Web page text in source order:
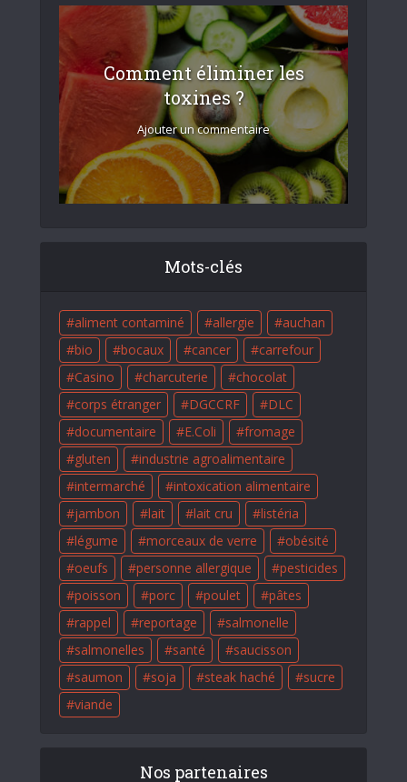
Comment éliminer les
toxines ?
Ajouter un commentaire
Mots-clés
aliment contaminé allergie
auchan
bio
bocaux cancer
carrefour
Casino
charcuterie
chocolat
corps étranger
DGCCRF
DLC
documentaire
E.Coli
fromage
gluten
industrie agroalimentaire
intermarché
intoxication alimentaire
jambon
lait lait cru
listéria
légume
morceaux de verre
obésité
oeufs
personne allergique
pesticides
poisson
porc poulet
pâtes
rappel
reportage
salmonelle
salmonelles
santé
saucisson
saumon
soja steak haché
sucre
viande
Nos partenaires